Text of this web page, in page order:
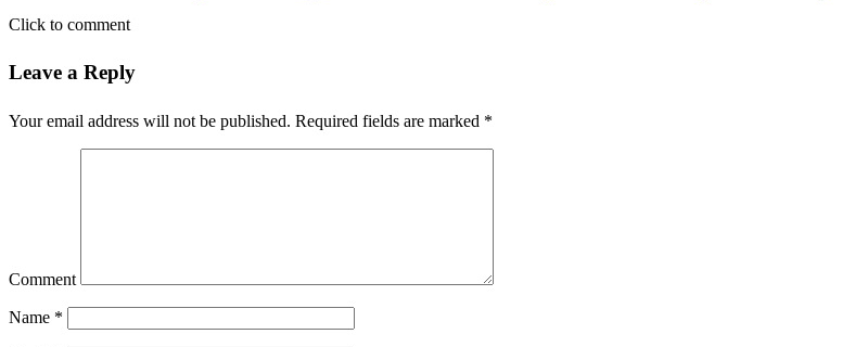
Click to comment
Leave a Reply
Your email address will not be published. Required fields are marked *
Comment
Name *